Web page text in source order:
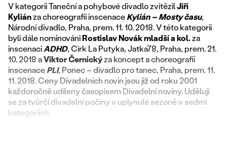
V kategorii Taneční a pohybové divadlo zvítězilJiří
Kyliánza choreografii inscenaceKylián – Mosty času,
Národní divadlo, Praha, prem. 11. 10. 2018. V této kategorii
byli dále nominovániRostislav Novák mladší a kol.za
inscenaciADHD, Cirk La Putyka, Jatka78, Praha, prem. 21.
10. 2018 aViktor Černickýza koncept a choreografii
inscenacePLI, Ponec – divadlo pro tanec, Praha, prem. 11.
11. 2018. Ceny Divadelních novin jsou již od roku 2001
každoročně udíleny časopisem Divadelní noviny. Udělují
se za tvůrčí divadelní počiny v uplynulé sezoně v sedmi
kategoriích.